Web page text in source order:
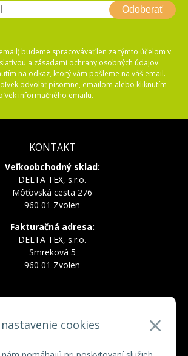
cookies
Odoberať
budeme spracovávať len za týmto účelom v
a zásadami ochrany osobných údajov.
na odkaz, ktorý vám pošleme na váš email.
odvolať písomne, emailom alebo kliknutím
informačného emailu.
KONTAKT
Veľkoobchodný sklad:
DELTA TEX, s.r.o.
Môťovská cesta 276
960 01 Zvolen
Fakturačná adresa:
DELTA TEX, s.r.o.
Smreková 5
960 01 Zvolen
Tel.:+421 910 228 822
deltatex@deltatex.sk